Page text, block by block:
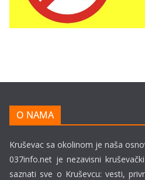
O NAMA
Kruševac sa okolinom je naša
037info.net je nezavisni
saznati sve o Kruševcu: vesti,